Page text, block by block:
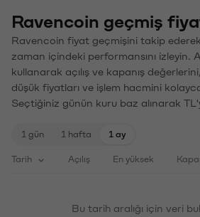
Ravencoin geçmiş
Ravencoin fiyat geçmişini takip
zaman içindeki performansını izleyin.
kullanarak açılış ve kapanış
düşük fiyatları ve işlem hacmini
Seçtiğiniz günün kuru baz alınarak
1 gün 1 hafta 1 ay
Tarih Açılış En yüksek
Bu tarih aralığı için veri